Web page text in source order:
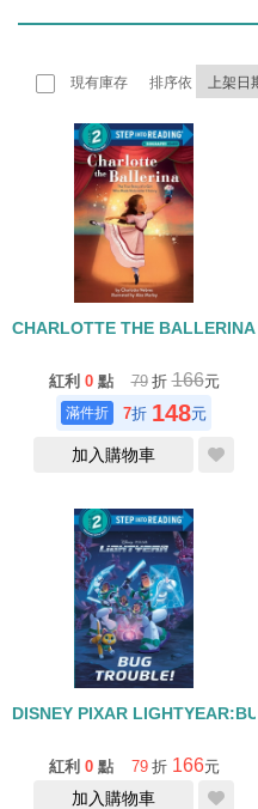
現有庫存 排序依
CHARLOTTE THE
紅利 0 點 79 折166元
7折 148元
加入購物車
DISNEY PIXAR
紅利 0 點 79 折 166元
加入購物車